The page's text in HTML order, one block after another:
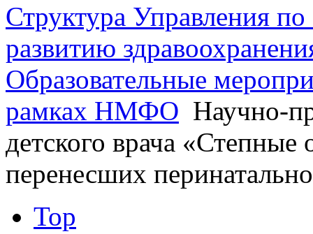
Структура Управления
развитию
Образовательные
рамках НМФО Научно-
детского врача
перенесших
Top